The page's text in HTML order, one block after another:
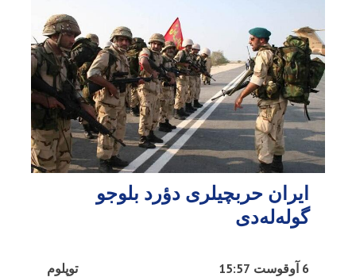
ایران حربچیلری دؤرد بلوجو
گوله‌له‌دی
توپلوم 6 آوقوست 15:57